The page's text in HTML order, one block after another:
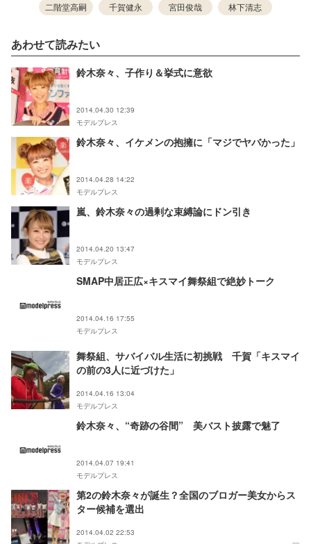
二階堂高嗣
千賀健永 宮田俊哉 林下清志
あわせて読みたい
鈴木奈々、子作り＆挙式に意欲
2014.04.30 12:39
モデルプレス
鈴木奈々、イケメンの抱擁に「マジでヤバかった」
2014.04.28 14:22
モデルプレス
嵐、鈴木奈々の過剰な束縛論にドン引き
2014.04.20 13:47
モデルプレス
SMAP中居正広×キスマイ舞祭組で絶妙トーク
2014.04.16 17:55
モデルプレス
舞祭組、サバイバル生活に初挑戦 千賀「キスマイ
の前の3人に近づけた」
2014.04.16 13:04
モデルプレス
鈴木奈々、“奇跡の谷間” 美バスト披露で魅了
2014.04.07 19:41
モデルプレス
第2の鈴木奈々が誕生？全国のブロガー美女からス
ター候補を選出
2014.04.02 22:53